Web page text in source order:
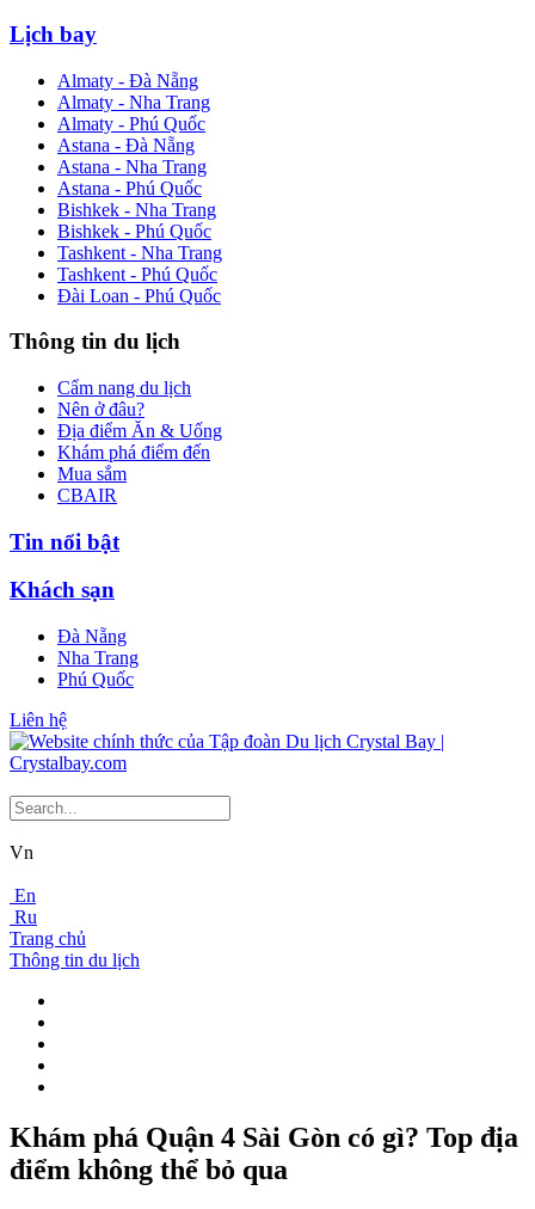
Lịch bay
Almaty - Đà Nẵng
Almaty - Nha Trang
Almaty - Phú Quốc
Astana - Đà Nẵng
Astana - Nha Trang
Astana - Phú Quốc
Bishkek - Nha Trang
Bishkek - Phú Quốc
Tashkent - Nha Trang
Tashkent - Phú Quốc
Đài Loan - Phú Quốc
Thông tin du lịch
Cẩm nang du lịch
Nên ở đâu?
Địa điểm Ăn & Uống
Khám phá điểm đến
Mua sắm
CBAIR
Tin nổi bật
Khách sạn
Đà Nẵng
Nha Trang
Phú Quốc
Liên hệ
Vn
En
Ru
Trang chủ
Thông tin du lịch
Khám phá Quận 4 Sài Gòn có gì? Top địa
điểm không thể bỏ qua